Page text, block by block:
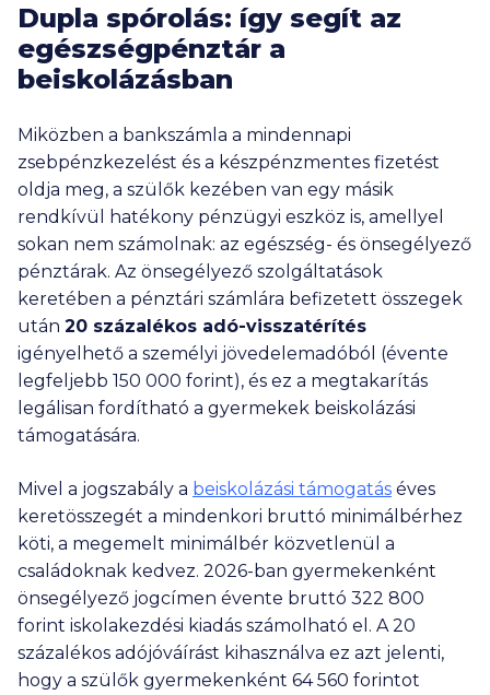
gyakorisága, a bankokkal kötött promóciós szerződés
tartalma (így különösen: a promóciós díj összege, illetve a
megrendelt kattintási szám mennyisége), valamint az
ajánlatok megjelenésének időben történő egyenletes
megoldások. A kiválasztott hitelintézet által adott ajánlat
eltérhet a fent megadott adatoktól, amely vonatkozásában
felelősségünket kizárjuk. További részletek az
Ügyféltájékoztatónkban (ITT), valamint a hitelintézetek
weboldalán vagy azok ügyfélszolgálatain tekinthetők meg.
Ezeknek a bankoknak a termékeit nem jelenítjük meg a
kalkulátorainkban: Bank of China, BNP Paribas, Deutsche
Bank, Duna Takarék Bank, ING, KDB Bank, Merkantil Bank,
Oberbank, Polgári Bank.
Nem találtad meg, amit kerestél? Nézd meg a
ismételt kérdéseketis!
Dupla spórolás: így segít az
egészségpénztár a
beiskolázásban
Miközben a bankszámla a mindennapi
zsebpénzkezelést és a készpénzmentes fizetést
oldja meg, a szülők kezében van egy másik
rendkívül hatékony pénzügyi eszköz is, amellyel
sokan nem számolnak: az egészség- és önsegélyező
pénztárak. Az önsegélyező szolgáltatások
keretében a pénztári számlára befizetett összegek
után 20 százalékos adó-visszatérítés
igényelhető a személyi jövedelemadóból (évente
legfeljebb 150 000 forint), és ez a megtakarítás
legálisan fordítható a gyermekek beiskolázási
támogatására.
Mivel a jogszabály a beiskolázási támogatás éves
keretösszegét a mindenkori bruttó minimálbérhez
köti, a megemelt minimálbér közvetlenül a
családoknak kedvez. 2026-ban gyermekenként
önsegélyező jogcímen évente bruttó 322 800
forint iskolakezdési kiadás számolható el. A 20
százalékos adójóváírást kihasználva ez azt jelenti,
hogy a szülők gyermekenként 64 560 forintot